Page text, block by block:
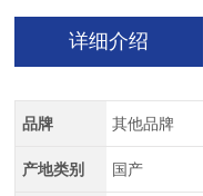
详细介绍
品牌 其他品牌
产地类别 国产